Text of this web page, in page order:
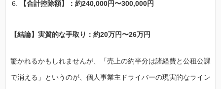
【合計控除額】：約240,000円〜300,000円
【結論】実質的な手取り：約20万円〜26万円
驚かれるかもしれませんが、「売上の約半分は諸経費と公租公課
で消える」というのが、個人事業主ドライバーの現実的なライン